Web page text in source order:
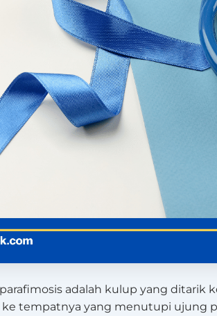
adalah kulup yang ditarik
tempatnya yang menutupi ujung